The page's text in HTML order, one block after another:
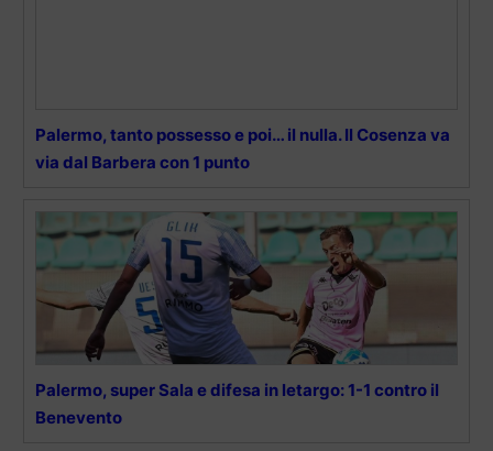
Palermo, tanto possesso e poi… il nulla. Il Cosenza va
via dal Barbera con 1 punto
Palermo, super Sala e difesa in letargo: 1-1 contro il
Benevento